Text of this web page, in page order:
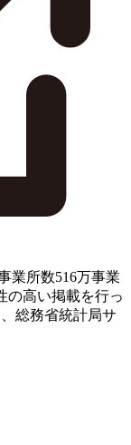
業所数516万事業
の高い掲載を行っ
総務省統計局サ